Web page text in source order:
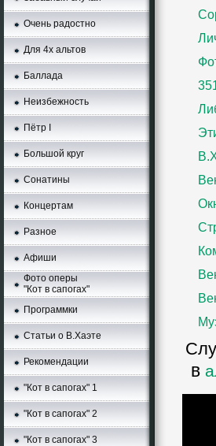
Очень радостно
Для 4х альтов
Баллада
Неизбежность
Пётр I
Большой круг
Сонатины
Концертам
Разное
Афиши
Фото оперы
"Кот в сапогах"
Программки
Статьи о В.Хаэте
Рекомендации
"Кот в сапогах" 1
"Кот в сапогах" 2
"Кот в сапогах" 3
в